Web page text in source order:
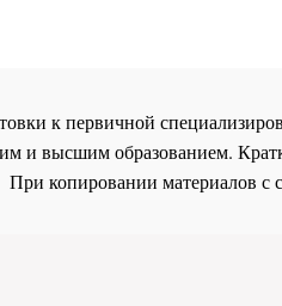
к первичной
и высшим образованием.
При копировании материалов с